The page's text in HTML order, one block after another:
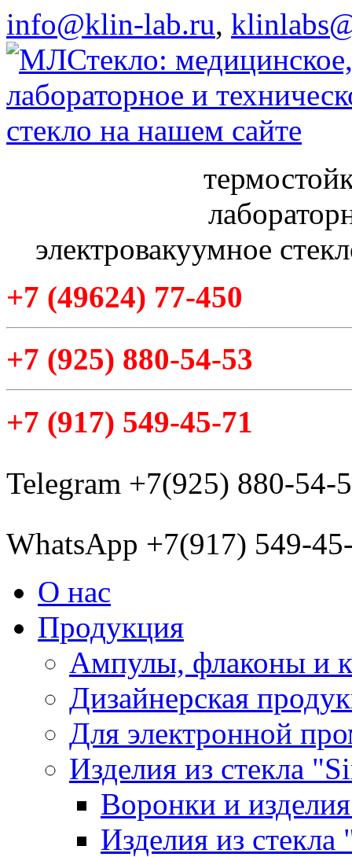
info@klin-lab.ru,
электровакуумное
+7 (49624) 77-450
+7 (925) 880-54-53
+7 (917) 549-45-71
Telegram +7(925) 880-54-
WhatsApp +7(917) 549-
О нас
Продукция
Ампулы, флаконы и
Дизайнерская
Для электронной
Изделия из стекла
Воронки и
Изделия из